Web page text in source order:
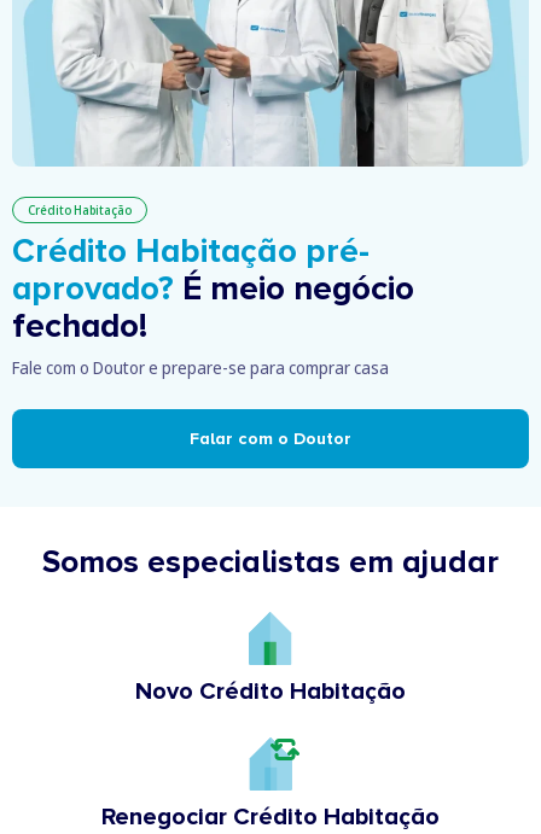
Crédito Habitação
Crédito Habitação pré-
aprovado? É meio negócio
fechado!
Fale com o Doutor e prepare-se para comprar casa
Falar com o Doutor
Somos especialistas em ajudar
Novo Crédito Habitação
Renegociar Crédito Habitação